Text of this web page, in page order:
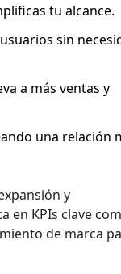
tu alcance.
sin
a más ventas y
una relación
y
en KPIs clave
de marca